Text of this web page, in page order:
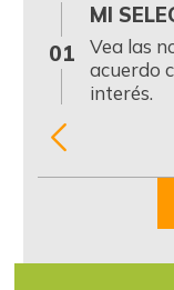
01
MI
Vea las
acuerdo
interés.
Item